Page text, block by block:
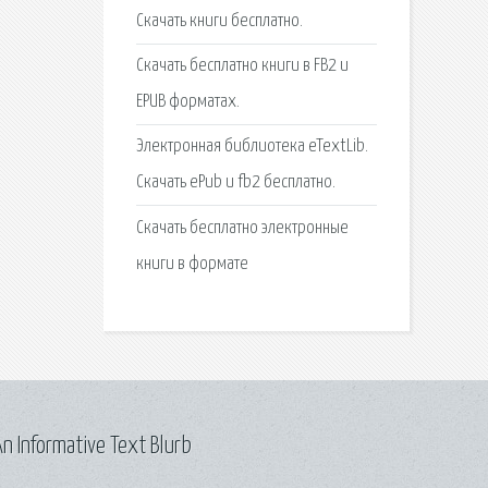
Скачать книги бесплатно.
Скачать бесплатно книги в FB2 и
EPUB форматах.
Электронная библиотека eTextLib.
Скачать ePub и fb2 бесплатно.
Cкачать бесплатно электронные
книги в формате
Informative Text Blurb